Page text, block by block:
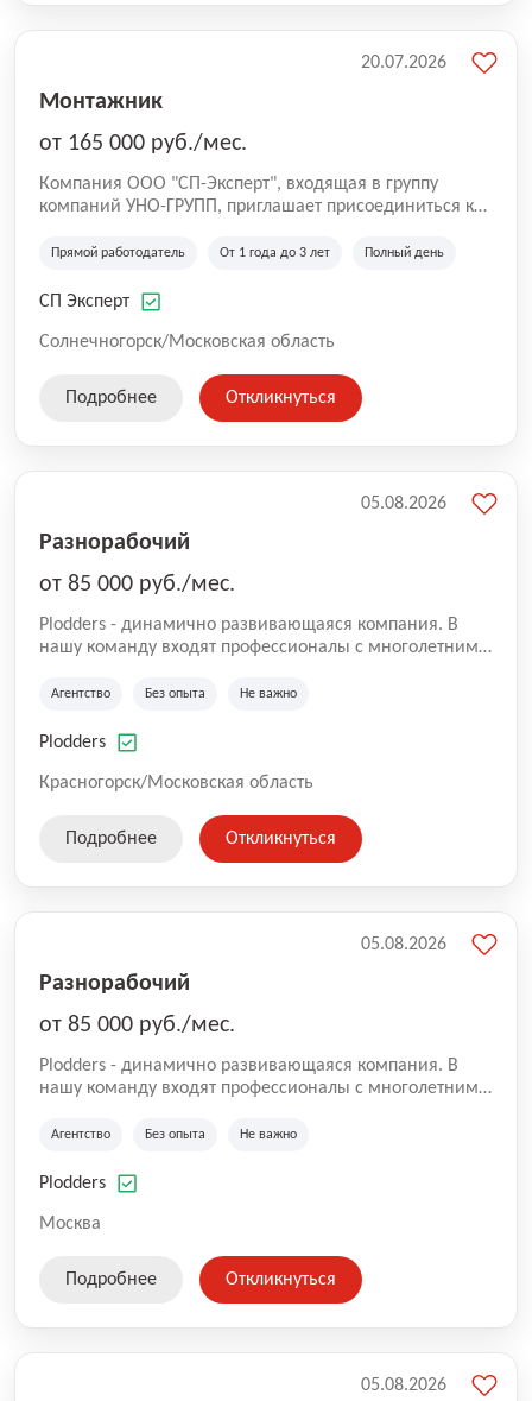
Монтажник
от 165 000 руб./мес.
Компания ООО "СП-Эксперт", входящая в группу
компаний УНО-ГРУПП, приглашает присоединиться к
работаем на рынке с 2005 года и оказываем комплекс
зданий из гибридных модульных блоков свободной
гибридно-модульного строительства.
Прямой работодатель От 1 года до 3 лет Полный день
СП Эксперт
Солнечногорск/Московская область
20.07.2026
Подробнее Откликнуться
Разнорабочий
от 85 000 руб./мес.
Plodders - динамично развивающаяся компания. В
нашу команду входят профессионалы с многолетним
на рынке аутсорсинга, а накопленный опыт позволяют
оказываемых услуг.
Агентство Без опыта Не важно
Plodders
Красногорск/Московская область
05.08.2026
Подробнее Откликнуться
Разнорабочий
от 85 000 руб./мес.
Plodders - динамично развивающаяся компания. В
нашу команду входят профессионалы с многолетним
на рынке аутсорсинга, а накопленный опыт позволяют
оказываемых услуг.
Агентство Без опыта Не важно
Plodders
Москва
05.08.2026
Подробнее Откликнуться
05.08.2026